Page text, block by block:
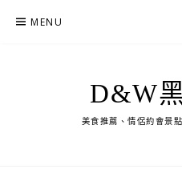
MENU
D&W
美食推薦、情侶約會景